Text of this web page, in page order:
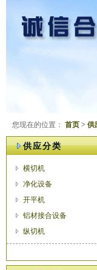
您现在的位置： 首页 > 供
供应分类
横切机
净化设备
开平机
铝材接合设备
纵切机